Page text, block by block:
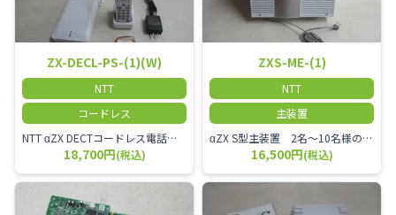
ZX-DECL-PS-(1)(W)
NTT
コードレス
NTT αZX DECTコードレス電話機 電波方式がDECTで、 防水機能（IPX4:あらゆる方向からの水の飛まつを受けても有害な影響を受けない。)を備えた 接続装置と子機の一対シングルゾーンコードレスです。
18,700円(税込)
ZXS-ME-(1)
NTT
主装置
αZX S型主装置 2名～10名様のオフィスに適しております。
16,500円(税込)